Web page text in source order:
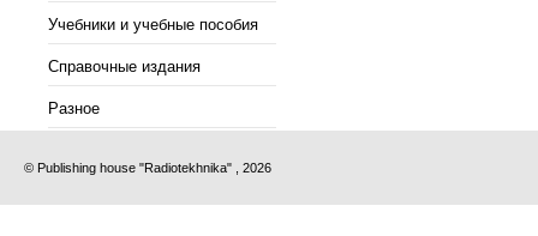
Учебники и учебные пособия
Справочные издания
Разное
© Publishing house "Radiotekhnika" , 2026